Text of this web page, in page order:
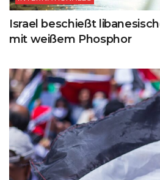
Israel beschießt
mit weißem Phosphor